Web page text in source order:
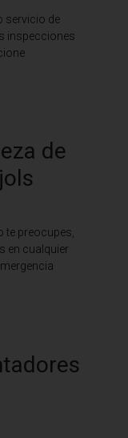
servicio de
inspecciones
de
te preocupes,
en cualquier